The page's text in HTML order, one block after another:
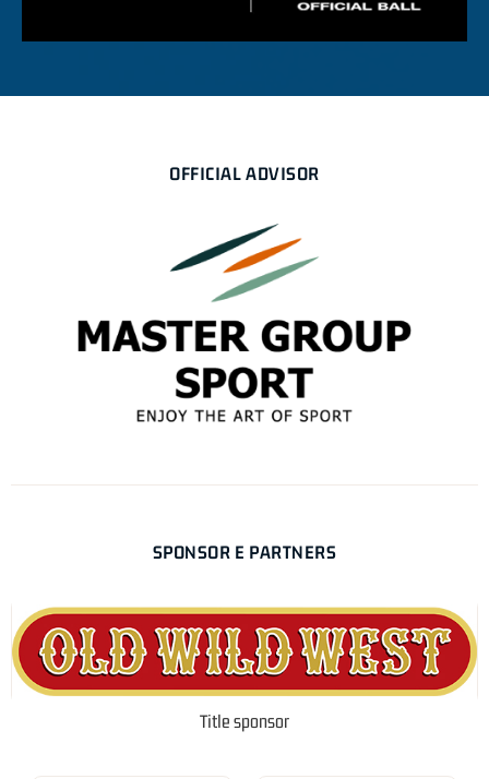
OFFICIAL ADVISOR
SPONSOR E PARTNERS
Title sponsor